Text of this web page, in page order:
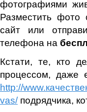
фотографиями
Разместить фото
сайт или
телефона на
Кстати, те, кто
процессом, даже
http://
vas/подрядчика,